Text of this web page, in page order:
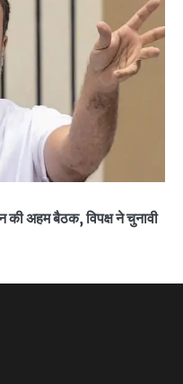
की अहम बैठक, विपक्ष ने चुनावी